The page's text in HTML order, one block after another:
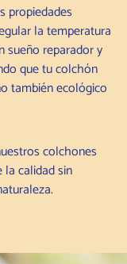
propiedades
la temperatura
sueño reparador y
que tu colchón
también ecológico
colchones
calidad sin